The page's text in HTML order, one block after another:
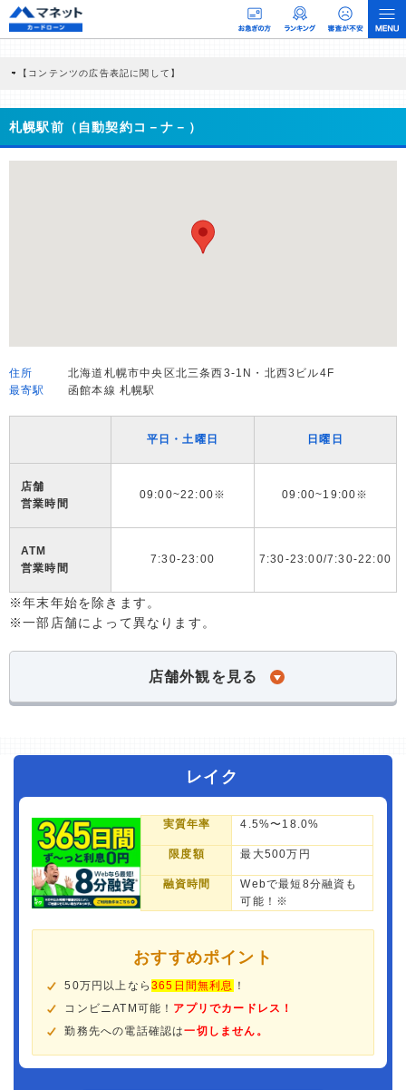
【コンテンツの広告表記に関して】
商品を根拠なくPRするものではなく、当編集部の調査／ユーザーへの口コミ収集な
どに基づき、公平性を担保した情報提供を行っています。
>提携企業一覧
札幌駅前（自動契約コ－ナ－）
住所
北海道札幌市中央区北三条西3-1N・北西3ビル4F
最寄駅
函館本線 札幌駅
平日・土曜日 日曜日
店舗
営業時間
09:00~22:00※ 09:00~19:00※
ATM
営業時間
7:30-23:00 7:30-23:00/7:30-22:00
※年末年始を除きます。
※一部店舗によって異なります。
店舗外観を見る
レイク
実質年率 4.5%〜18.0%
限度額 最大500万円
融資時間
Webで最短8分融資も
可能！※
おすすめポイント
50万円以上なら365日間無利息 ！
コンビニATM可能！ アプリでカードレス！
勤務先への電話確認は一切しません。